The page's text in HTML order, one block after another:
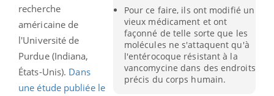
Pour ce faire, ils ont modifié un
vieux médicament et ont
façonné de telle sorte que les
molécules ne s'attaquent qu'à
l'entérocoque résistant à la
vancomycine dans des endroits
précis du corps humain.
recherche
américaine de
l'Université de
Purdue (Indiana,
États-Unis). Dans
une étude publiée le